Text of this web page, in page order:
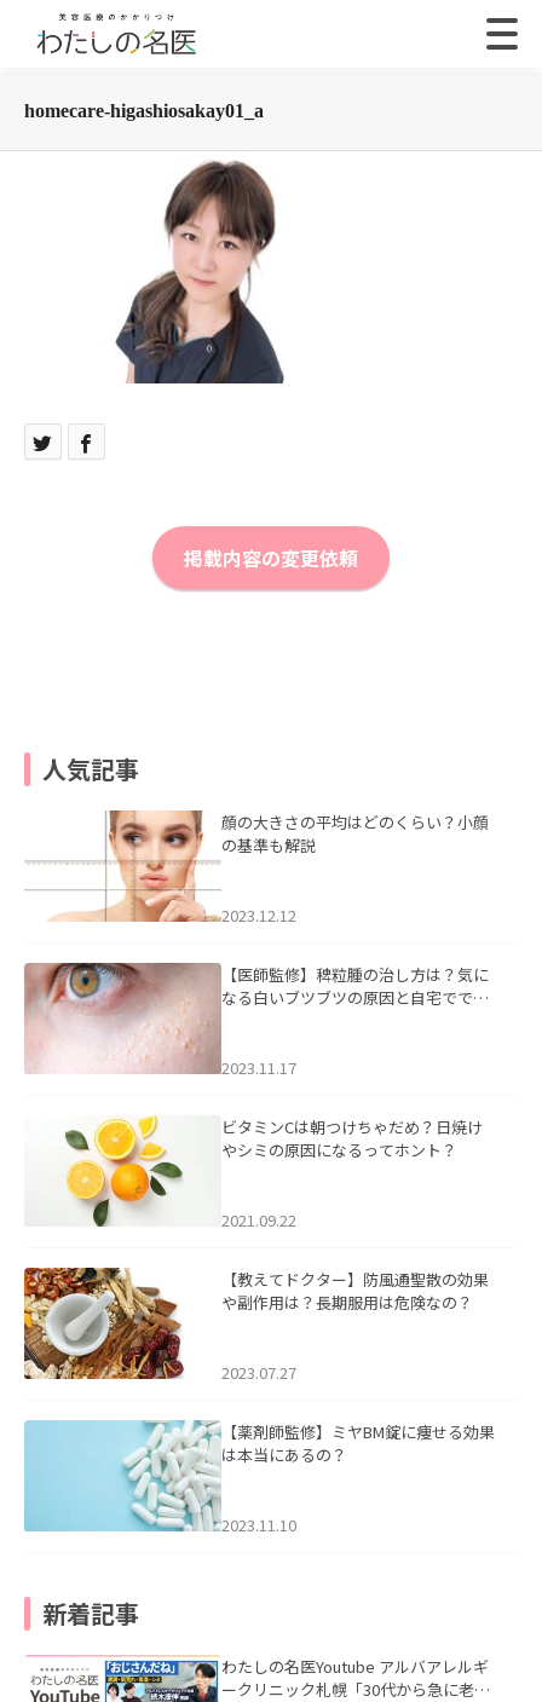
homecare-higashiosakay01_a
掲載内容の変更依頼
人気記事
顔の大きさの平均はどのくらい？小顔
の基準も解説
2023.12.12
【医師監修】稗粒腫の治し方は？気に
なる白いブツブツの原因と自宅ででき
2023.11.17
ビタミンCは朝つけちゃだめ？日焼け
やシミの原因になるってホント？
2021.09.22
【教えてドクター】防風通聖散の効果
や副作用は？長期服用は危険なの？
2023.07.27
【薬剤師監修】ミヤBM錠に痩せる効果
は本当にあるの？
2023.11.10
新着記事
わたしの名医Youtube アルバアレルギ
ークリニック札幌「30代から急に老け